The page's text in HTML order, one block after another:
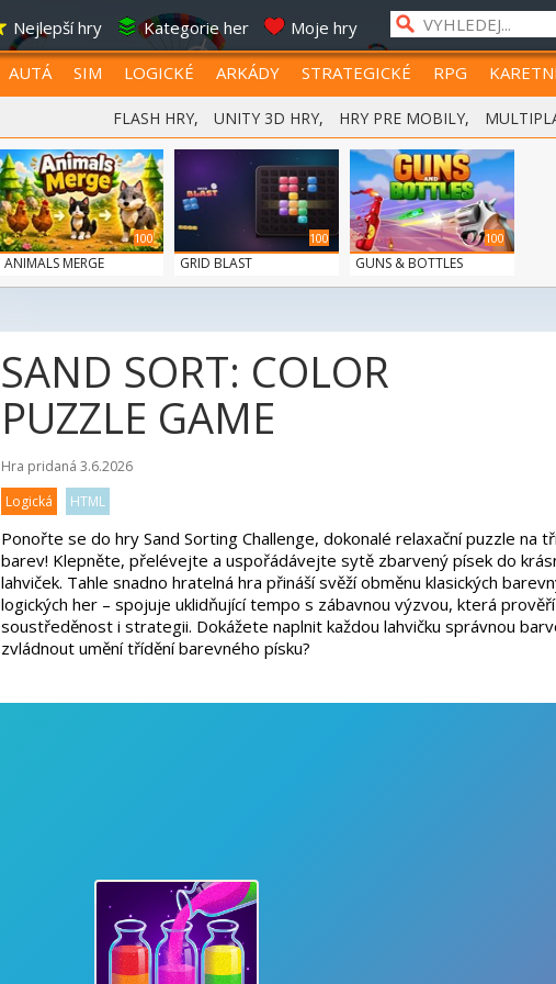
Nejlepší hry Kategorie her Moje hry
AUTÁ SIM LOGICKÉ ARKÁDY STRATEGICKÉ RPG
FLASH HRY, UNITY 3D HRY, HRY PRE MOBILY,
100
ANIMALS MERGE
100
GRID BLAST
100
GUNS & BOTTLES
SAND SORT: COLOR
PUZZLE GAME
Hra pridaná 3.6.2026
Logická
HTML
Ponořte se do hry Sand Sorting Challenge, dokonalé relaxační puzzle na
barev! Klepněte, přelévejte a uspořádávejte sytě zbarvený písek do
lahviček. Tahle snadno hratelná hra přináší svěží obměnu klasických
logických her – spojuje uklidňující tempo s zábavnou výzvou, která
soustředěnost i strategii. Dokážete naplnit každou lahvičku správnou
zvládnout umění třídění barevného písku?